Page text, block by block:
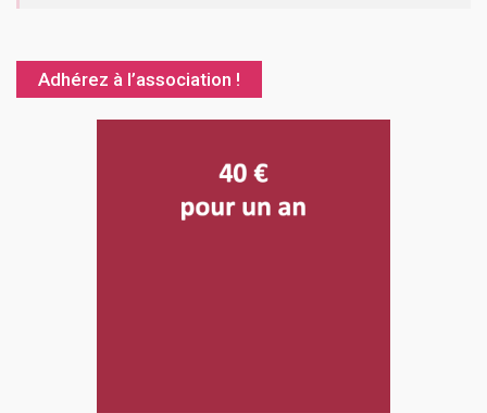
Adhérez à l’association !